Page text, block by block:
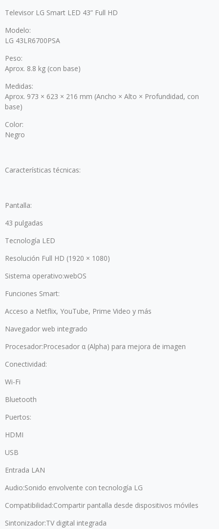
Televisor LG Smart LED 43” Full HD
Modelo:
LG 43LR6700PSA
Peso:
Aprox. 8.8 kg (con base)
Medidas:
Aprox. 973 × 623 × 216 mm (Ancho × Alto × Profundidad, con
base)
Color:
Negro
Características técnicas:
Pantalla:
43 pulgadas
Tecnología LED
Resolución Full HD (1920 × 1080)
Sistema operativo:webOS
Funciones Smart:
Acceso a Netflix, YouTube, Prime Video y más
Navegador web integrado
Procesador:Procesador α (Alpha) para mejora de imagen
Conectividad:
Wi-Fi
Bluetooth
Puertos:
HDMI
USB
Entrada LAN
Audio:Sonido envolvente con tecnología LG
Compatibilidad:Compartir pantalla desde dispositivos móviles
Sintonizador:TV digital integrada